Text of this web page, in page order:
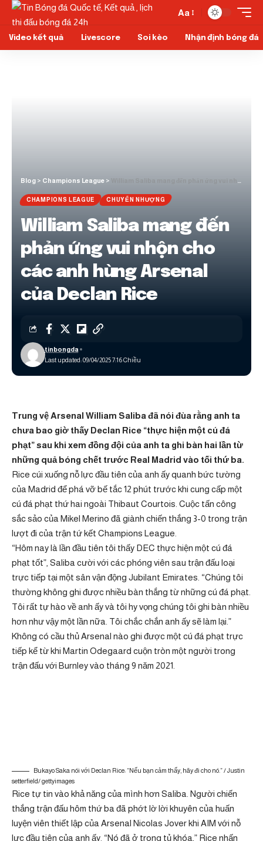
Aa
Video kết quả Livescore Soi kèo Nhận định bóng đá
Blog > Champions League >
CHAMPIONS LEAGUE CHUYỂN NHƯỢNG
William Saliba mang đến
phản ứng vui nhộn cho
các anh hùng Arsenal
của Declan Rice
Last updated: 09/04/2025 7:16 Chiều
tinbongda
Trung vệ Arsenal William Saliba đã nói đùa rằng anh ta
chưa bao giờ thấy Declan Rice “thực hiện một cú đá
phạt” sau khi xem đồng đội của anh ta ghi bàn hai lần từ
những quả bóng chết trước Real Madrid vào tối thứ ba.
Rice cúi xuống nỗ lực đầu tiên của anh ấy quanh bức tường
của Madrid để phá vỡ bế tắc 12 phút trước khi cung cấp một
cú đá phạt thứ hai ngoài Thibaut Courtois. Cuộc tấn công
sắc sảo của Mikel Merino đã giành chiến thắng 3-0 trong trận
lượt đi của trận tứ kết Champions League.
“Hôm nay là lần đầu tiên tôi thấy DEC thực hiện một cú đá
phạt tốt”, Saliba cười với các phóng viên sau trận đấu loại
trực tiếp tại một sân vận động Jubilant Emirates. “Chúng tôi
thường không ghi được nhiều bàn thắng từ những cú đá phạt.
Tôi rất tự hào về anh ấy và tôi hy vọng chúng tôi ghi bàn nhiều
hơn như vậy một lần nữa. Tôi chắc chắn anh ấy sẽ làm lại.”
Không có cầu thủ Arsenal nào ghi được một cú đá phạt trực
tiếp kể từ khi Martin Odegaard cuộn tròn một người trong
trận đấu với Burnley vào tháng 9 năm 2021.
Bukayo Saka nói với Declan Rice: “Nếu bạn cảm thấy, hãy đi cho nó.” / Justin
setterfield/ gettyimages
Rice tự tin vào khả năng của mình hơn Saliba. Người chiến
thắng trận đấu hôm thứ ba đã phớt lờ lời khuyên của huấn
luyện viên thiết lập của Arsenal Nicolas Jover khi AIM với nỗ
lực đầu tiên của anh ấy. “Nó đã ở trong tủ khóa,” Rice nhấn